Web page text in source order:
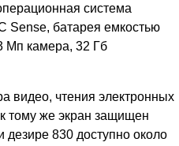
система
батарея емкостью
Мп камера, 32 Гб
видео, чтения электронных
тому же экран защищен
дезире 830 доступно около